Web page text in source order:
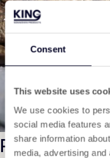
Consent
This website uses
We use cookies to
social media features
share information
media, advertising
Producten